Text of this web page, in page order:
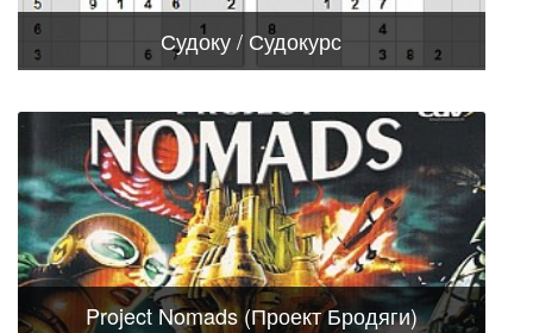
Судоку / Судокурс
Project Nomads (Проект Бродяги)